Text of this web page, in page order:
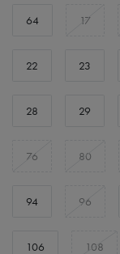
64 17
22 23
28 29
76 80
94 96
106 108